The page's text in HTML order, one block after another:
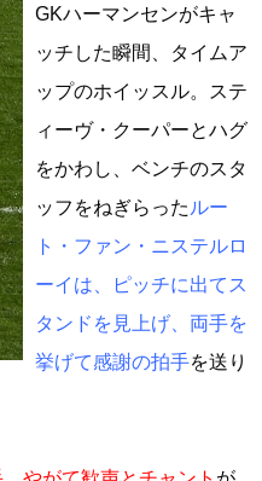
GKハーマンセンがキャ
ッチした瞬間、タイムア
ップのホイッスル。ステ
ィーヴ・クーパーとハグ
をかわし、ベンチのスタ
ッフをねぎらった ルー
ト・ファン・ニステルロ
ーイは、ピッチに出てス
タンドを見上げ、両手を
挙げて感謝の拍手を送り